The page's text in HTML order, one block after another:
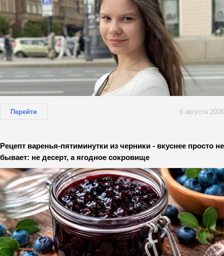
Перейти 6 августа 2026
Рецепт варенья-пятиминутки из черники - вкуснее просто не
бывает: не десерт, а ягодное сокровище